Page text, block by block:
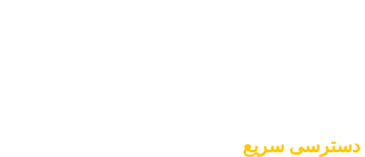
دسترسی سریع